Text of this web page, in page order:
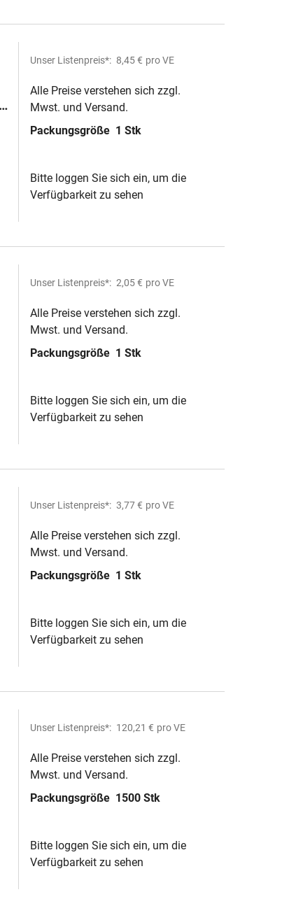
Unser Listenpreis*: 8,45 € pro VE
Alle Preise verstehen sich zzgl.
Mwst. und Versand.
Packungsgröße 1 Stk
Bitte loggen Sie sich ein, um die
Verfügbarkeit zu sehen
Unser Listenpreis*: 2,05 € pro VE
Alle Preise verstehen sich zzgl.
Mwst. und Versand.
Packungsgröße 1 Stk
Bitte loggen Sie sich ein, um die
Verfügbarkeit zu sehen
Unser Listenpreis*: 3,77 € pro VE
Alle Preise verstehen sich zzgl.
Mwst. und Versand.
Packungsgröße 1 Stk
Bitte loggen Sie sich ein, um die
Verfügbarkeit zu sehen
Unser Listenpreis*: 120,21 € pro VE
Alle Preise verstehen sich zzgl.
Mwst. und Versand.
Packungsgröße 1500 Stk
Bitte loggen Sie sich ein, um die
Verfügbarkeit zu sehen